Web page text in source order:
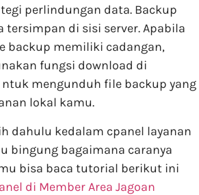
perlindungan data. Backup
tersimpan di sisi server. Apabila
backup memiliki cadangan,
fungsi download di
mengunduh file backup yang
lokal kamu.
dahulu kedalam cpanel layanan
bingung bagaimana caranya
bisa baca tutorial berikut ini
di Member Area Jagoan